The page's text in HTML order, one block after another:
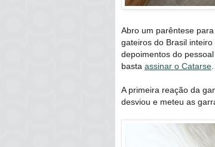
Abro um parêntese
gateiros do Brasil
depoimentos do pessoal
basta assinar o Catarse
A primeira reação da
desviou e meteu as